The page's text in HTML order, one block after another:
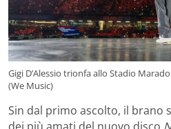
Gigi D’Alessio trionfa allo Stadio
(We Music)
Sin dal primo ascolto, il brano